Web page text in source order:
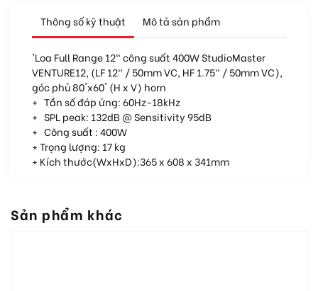
Thông số kỹ thuật Mô tả sản phẩm
'Loa Full Range 12" công suất 400W StudioMaster
VENTURE12, (LF 12" / 50mm VC, HF 1.75" / 50mm VC),
góc phủ 80°x60° (H x V) horn
+ Tần số đáp ứng: 60Hz-18kHz
+ SPL peak: 132dB @ Sensitivity 95dB
+ Công suất : 400W
+ Trọng lượng: 17 kg
+ Kích thước(WxHxD):365 x 608 x 341mm
Sản phẩm khác